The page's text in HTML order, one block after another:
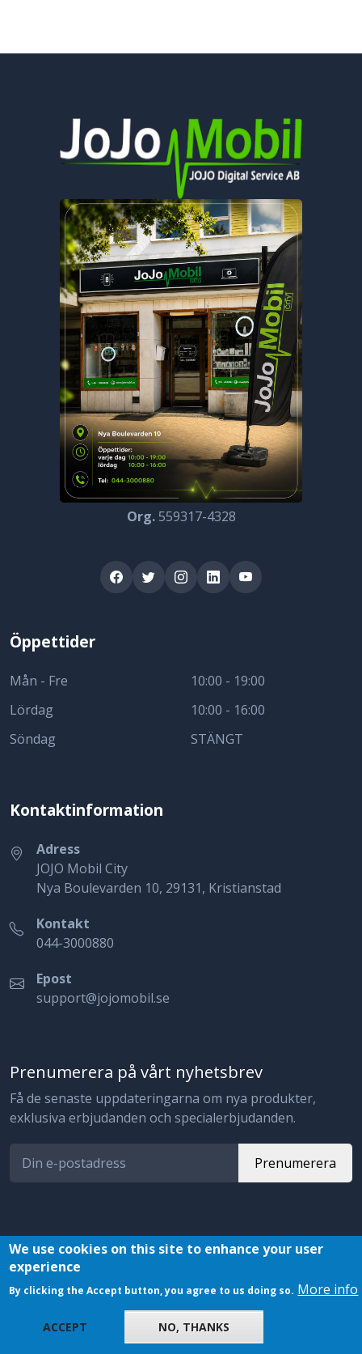
Org.559317-4328
Öppettider
Mån - Fre
Lördag
Söndag
10:00 - 19:00
10:00 - 16:00
STÄNGT
Kontaktinformation
Adress
JOJO Mobil City
Nya Boulevarden 10, 29131, Kristianstad
Kontakt
044-3000880
Epost
support@jojomobil.se
Prenumerera på vårt nyhetsbrev
Få de senaste uppdateringarna om nya produkter,
exklusiva erbjudanden och specialerbjudanden.
Prenumerera
© 2023 JojoMobil. All rights reserved.
We use cookies on this site to enhance your user
experience
By clicking the Accept button, you agree to us doing so. More info
ACCEPT NO, THANKS